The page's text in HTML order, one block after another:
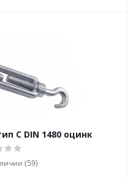
С DIN 1480 оцинк
(59)